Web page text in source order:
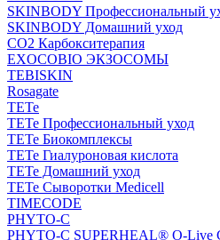
SKINBODY Профессиональный
SKINBODY Домашний уход
CO2 Карбокситерапия
EXOCOBIO ЭКЗОСОМЫ
TEBISKIN
Rosagate
TETe
TETe Профессиональный уход
TETe Биокомплексы
TETe Гиалуроновая кислота
TETe Домашний уход
TETe Сыворотки Medicell
TIMECODE
PHYTO-C
PHYTO-C SUPERHEAL® O-Live